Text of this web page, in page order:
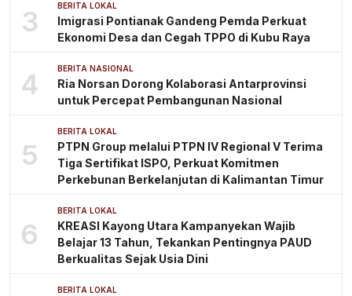
3 BERITA LOKAL
Imigrasi Pontianak Gandeng Pemda Perkuat
Ekonomi Desa dan Cegah TPPO di Kubu Raya
4 BERITA NASIONAL
Ria Norsan Dorong Kolaborasi Antarprovinsi
untuk Percepat Pembangunan Nasional
5
BERITA LOKAL
PTPN Group melalui PTPN IV Regional V Terima
Tiga Sertifikat ISPO, Perkuat Komitmen
Perkebunan Berkelanjutan di Kalimantan Timur
6
BERITA LOKAL
KREASI Kayong Utara Kampanyekan Wajib
Belajar 13 Tahun, Tekankan Pentingnya PAUD
Berkualitas Sejak Usia Dini
BERITA LOKAL